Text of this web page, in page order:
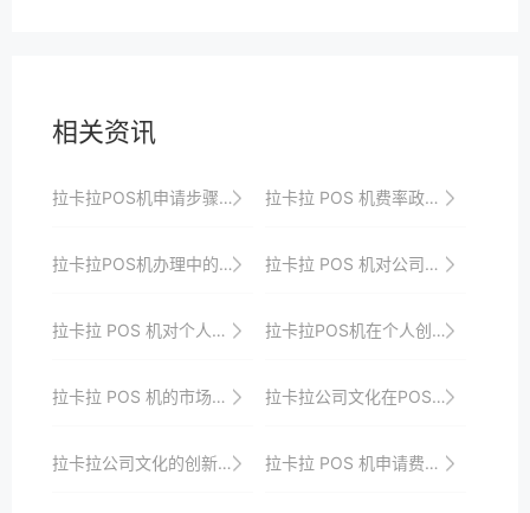
相关资讯
拉卡拉POS机申请步骤全知晓 拉卡拉 POS 机费率政策的未来趋势
拉卡拉POS机办理中的常见问题解答，轻松解决疑惑 拉卡拉 POS 机对公司业务拓展的支持
拉卡拉 POS 机对个人财务管理的帮助 拉卡拉POS机在个人创业中的作用
拉卡拉 POS 机的市场竞争优势与挑战 拉卡拉公司文化在POS机市场竞争中的差异化优势分析
拉卡拉公司文化的创新精神 拉卡拉 POS 机申请费用一览